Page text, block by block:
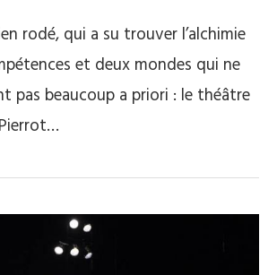
rodé, qui a su trouver l’alchimie
et deux mondes qui ne
pas beaucoup a priori : le théâtre